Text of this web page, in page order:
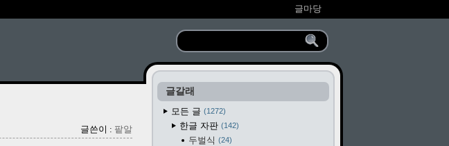
글마당
글쓴이 : 팥알
글갈래
모든 글
1272
한글 자판 142
두벌식 24